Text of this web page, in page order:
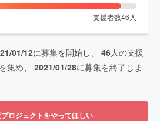
支援者数46 人
01/12に募集を開始し、 46人の支援
集め、 2021/01/28に募集を終了しま
ロジェクトをやってほしい